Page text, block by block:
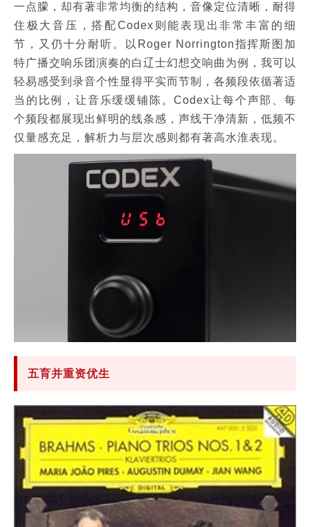
一点朦，却有著非常均衡的结构，音像定位清晰，耐得
住极大音压，搭配Codex则能表现出非常丰富的细
节，又仍十分耐听。以Roger Norrington指挥斯图加
特广播交响乐团演奏的白辽士幻想交响曲为例，我可以
轻易感受到录音个性显得平实而节制，各频段依循著适
当的比例，让音乐缓缓铺陈。Codex让每个声部、每
个频段都展现出鲜明的线条感，声线干净清新，低频不
仅量感充足，解析力与层次感则都有著高水淮表现。
五育并重资优生